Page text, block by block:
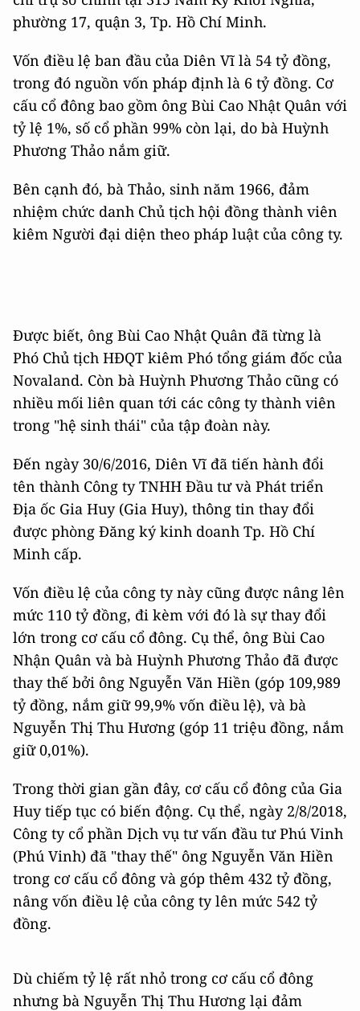
phường 17, quận 3, Tp. Hồ Chí Minh.
Vốn điều lệ ban đầu của Diên Vĩ là 54 tỷ đồng,
trong đó nguồn vốn pháp định là 6 tỷ đồng. Cơ
cấu cổ đông bao gồm ông Bùi Cao Nhật Quân với
tỷ lệ 1%, số cổ phần 99% còn lại, do bà Huỳnh
Phương Thảo nắm giữ.
Bên cạnh đó, bà Thảo, sinh năm 1966, đảm
nhiệm chức danh Chủ tịch hội đồng thành viên
kiêm Người đại diện theo pháp luật của công ty.
Được biết, ông Bùi Cao Nhật Quân đã từng là
Phó Chủ tịch HĐQT kiêm Phó tổng giám đốc của
Novaland. Còn bà Huỳnh Phương Thảo cũng có
nhiều mối liên quan tới các công ty thành viên
trong "hệ sinh thái" của tập đoàn này.
Đến ngày 30/6/2016, Diên Vĩ đã tiến hành đổi
tên thành Công ty TNHH Đầu tư và Phát triển
Địa ốc Gia Huy (Gia Huy), thông tin thay đổi
được phòng Đăng ký kinh doanh Tp. Hồ Chí
Minh cấp.
Vốn điều lệ của công ty này cũng được nâng lên
mức 110 tỷ đồng, đi kèm với đó là sự thay đổi
lớn trong cơ cấu cổ đông. Cụ thể, ông Bùi Cao
Nhận Quân và bà Huỳnh Phương Thảo đã được
thay thế bởi ông Nguyễn Văn Hiền (góp 109,989
tỷ đồng, nắm giữ 99,9% vốn điều lệ), và bà
Nguyễn Thị Thu Hương (góp 11 triệu đồng, nắm
giữ 0,01%).
Trong thời gian gần đây, cơ cấu cổ đông của Gia
Huy tiếp tục có biến động. Cụ thể, ngày 2/8/2018,
Công ty cổ phần Dịch vụ tư vấn đầu tư Phú Vinh
(Phú Vinh) đã "thay thế" ông Nguyễn Văn Hiền
trong cơ cấu cổ đông và góp thêm 432 tỷ đồng,
nâng vốn điều lệ của công ty lên mức 542 tỷ
đồng.
Dù chiếm tỷ lệ rất nhỏ trong cơ cấu cổ đông
nhưng bà Nguyễn Thị Thu Hương lại đảm